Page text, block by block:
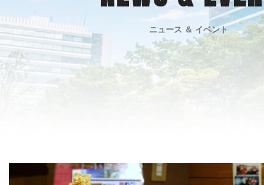
ニュース ＆ イベント